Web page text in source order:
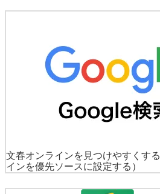
文春オンラインを見つけやすくする
インを優先ソースに設定する）